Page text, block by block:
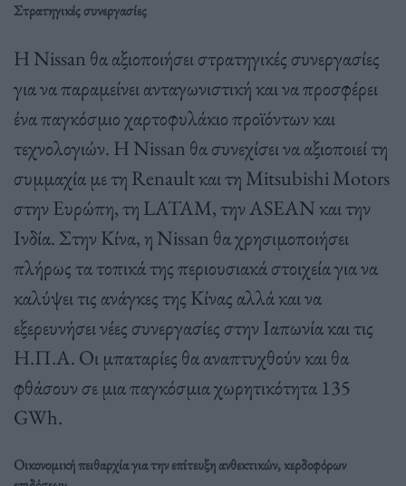
Στρατηγικές συνεργασίες
Η Nissan θα αξιοποιήσει στρατηγικές συνεργασίες
για να παραμείνει ανταγωνιστική και να προσφέρει
ένα παγκόσμιο χαρτοφυλάκιο προϊόντων και
τεχνολογιών. Η Nissan θα συνεχίσει να αξιοποιεί τη
συμμαχία με τη Renault και τη Mitsubishi Motors
στην Ευρώπη, τη LATAM, την ASEAN και την
Ινδία. Στην Κίνα, η Nissan θα χρησιμοποιήσει
πλήρως τα τοπικά της περιουσιακά στοιχεία για να
καλύψει τις ανάγκες της Κίνας αλλά και να
εξερευνήσει νέες συνεργασίες στην Ιαπωνία και τις
Η.Π.Α. Οι μπαταρίες θα αναπτυχθούν και θα
φθάσουν σε μια παγκόσμια χωρητικότητα 135
GWh.
Οικονομική πειθαρχία για την επίτευξη ανθεκτικών, κερδοφόρων